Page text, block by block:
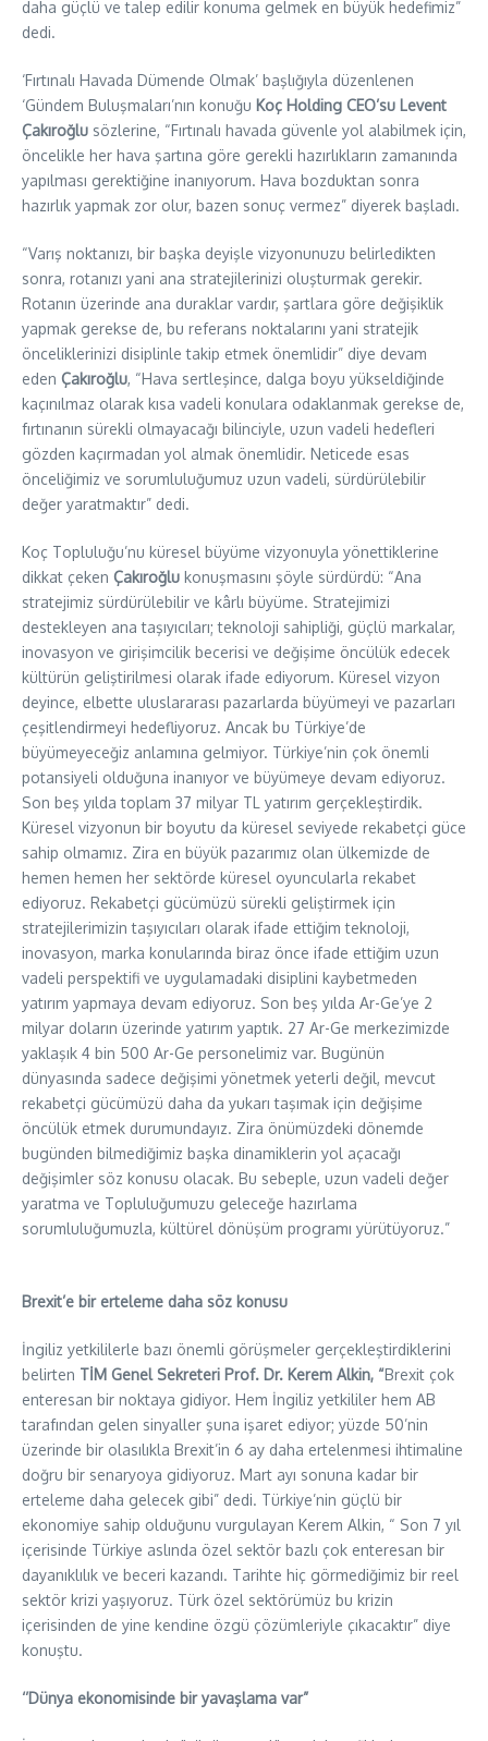
daha güçlü ve talep edilir konuma gelmek en büyük hedefimiz”
dedi.
‘Fırtınalı Havada Dümende Olmak’ başlığıyla düzenlenen
‘Gündem Buluşmaları’nın konuğu Koç Holding CEO’su Levent
Çakıroğlu sözlerine, “Fırtınalı havada güvenle yol alabilmek için,
öncelikle her hava şartına göre gerekli hazırlıkların zamanında
yapılması gerektiğine inanıyorum. Hava bozduktan sonra
hazırlık yapmak zor olur, bazen sonuç vermez” diyerek başladı.
“Varış noktanızı, bir başka deyişle vizyonunuzu belirledikten
sonra, rotanızı yani ana stratejilerinizi oluşturmak gerekir.
Rotanın üzerinde ana duraklar vardır, şartlara göre değişiklik
yapmak gerekse de, bu referans noktalarını yani stratejik
önceliklerinizi disiplinle takip etmek önemlidir” diye devam
eden Çakıroğlu, “Hava sertleşince, dalga boyu yükseldiğinde
kaçınılmaz olarak kısa vadeli konulara odaklanmak gerekse de,
fırtınanın sürekli olmayacağı bilinciyle, uzun vadeli hedefleri
gözden kaçırmadan yol almak önemlidir. Neticede esas
önceliğimiz ve sorumluluğumuz uzun vadeli, sürdürülebilir
değer yaratmaktır” dedi.
Koç Topluluğu’nu küresel büyüme vizyonuyla yönettiklerine
dikkat çeken Çakıroğlu konuşmasını şöyle sürdürdü: “Ana
stratejimiz sürdürülebilir ve kârlı büyüme. Stratejimizi
destekleyen ana taşıyıcıları; teknoloji sahipliği, güçlü markalar,
inovasyon ve girişimcilik becerisi ve değişime öncülük edecek
kültürün geliştirilmesi olarak ifade ediyorum. Küresel vizyon
deyince, elbette uluslararası pazarlarda büyümeyi ve pazarları
çeşitlendirmeyi hedefliyoruz. Ancak bu Türkiye’de
büyümeyeceğiz anlamına gelmiyor. Türkiye’nin çok önemli
potansiyeli olduğuna inanıyor ve büyümeye devam ediyoruz.
Son beş yılda toplam 37 milyar TL yatırım gerçekleştirdik.
Küresel vizyonun bir boyutu da küresel seviyede rekabetçi güce
sahip olmamız. Zira en büyük pazarımız olan ülkemizde de
hemen hemen her sektörde küresel oyuncularla rekabet
ediyoruz. Rekabetçi gücümüzü sürekli geliştirmek için
stratejilerimizin taşıyıcıları olarak ifade ettiğim teknoloji,
inovasyon, marka konularında biraz önce ifade ettiğim uzun
vadeli perspektifi ve uygulamadaki disiplini kaybetmeden
yatırım yapmaya devam ediyoruz. Son beş yılda Ar-Ge’ye 2
milyar doların üzerinde yatırım yaptık. 27 Ar-Ge merkezimizde
yaklaşık 4 bin 500 Ar-Ge personelimiz var. Bugünün
dünyasında sadece değişimi yönetmek yeterli değil, mevcut
rekabetçi gücümüzü daha da yukarı taşımak için değişime
öncülük etmek durumundayız. Zira önümüzdeki dönemde
bugünden bilmediğimiz başka dinamiklerin yol açacağı
değişimler söz konusu olacak. Bu sebeple, uzun vadeli değer
yaratma ve Topluluğumuzu geleceğe hazırlama
sorumluluğumuzla, kültürel dönüşüm programı yürütüyoruz.”
Brexit’e bir erteleme daha söz konusu
İngiliz yetkililerle bazı önemli görüşmeler gerçekleştirdiklerini
belirten TİM Genel Sekreteri Prof. Dr. Kerem Alkin, “Brexit çok
enteresan bir noktaya gidiyor. Hem İngiliz yetkililer hem AB
tarafından gelen sinyaller şuna işaret ediyor; yüzde 50’nin
üzerinde bir olasılıkla Brexit’in 6 ay daha ertelenmesi ihtimaline
doğru bir senaryoya gidiyoruz. Mart ayı sonuna kadar bir
erteleme daha gelecek gibi” dedi. Türkiye’nin güçlü bir
ekonomiye sahip olduğunu vurgulayan Kerem Alkin, “ Son 7 yıl
içerisinde Türkiye aslında özel sektör bazlı çok enteresan bir
dayanıklılık ve beceri kazandı. Tarihte hiç görmediğimiz bir reel
sektör krizi yaşıyoruz. Türk özel sektörümüz bu krizin
içerisinden de yine kendine özgü çözümleriyle çıkacaktır” diye
konuştu.
‘’Dünya ekonomisinde bir yavaşlama var”